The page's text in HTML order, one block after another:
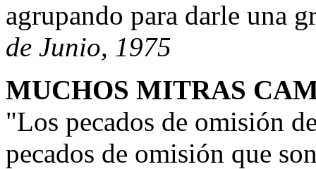
agrupando para darle una
de Junio, 1975
MUCHOS MITRAS
"Los pecados de omisión
pecados de omisión que